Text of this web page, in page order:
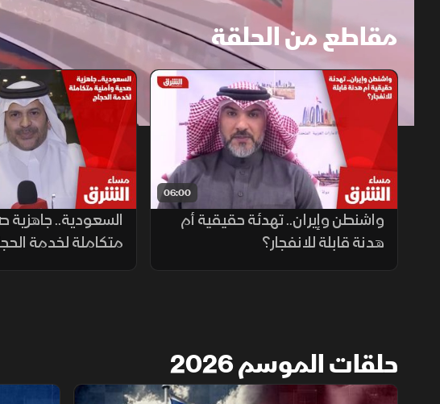
1x auto
مقاطع من الحلقة
06:00
واشنطن وإيران.. تهدئة حقيقية أم
هدنة قابلة للانفجار؟
السعودية.. جاهزية
متكاملة لخدمة
حلقات الموسم 2026